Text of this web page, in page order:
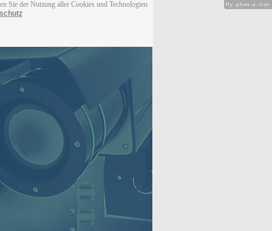
Sie der Nutzung aller Cookies und Technologien
Hy-phen-a-tion